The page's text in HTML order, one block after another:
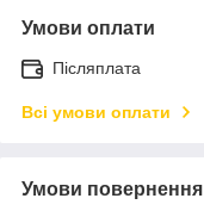
Умови оплати
Післяплата
Всі умови оплати
Умови повернення